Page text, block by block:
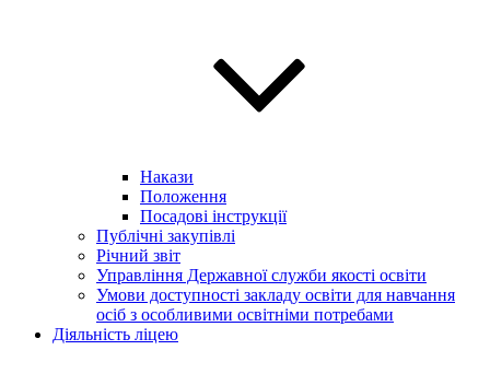
Накази
Положення
Посадові інструкції
Публічні закупівлі
Річний звіт
Управління Державної служби якості освіти
Умови доступності закладу освіти для навчання
осіб з особливими освітніми потребами
Діяльність ліцею